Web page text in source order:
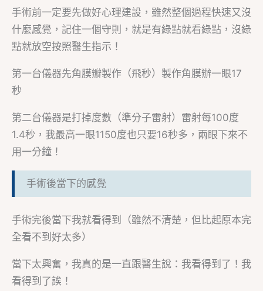
手術前一定要先做好心理建設，雖然整個過程快速又沒
什麼感覺，記住一個守則，就是有綠點就看綠點，沒綠
點就放空按照醫生指示！
第一台儀器先角膜瓣製作（飛秒）製作角膜辦一眼17
秒
第二台儀器是打掉度數（準分子雷射）雷射每100度
1.4秒，我最高一眼1150度也只要16秒多，兩眼下來不
用一分鐘！
手術後當下的感覺
手術完後當下我就看得到（雖然不清楚，但比起原本完
全看不到好太多）
當下太興奮，我真的是一直跟醫生說：我看得到了！我
看得到了誒！